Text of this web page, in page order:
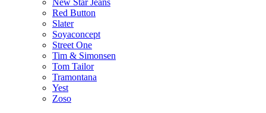
New Star Jeans
Red Button
Slater
Soyaconcept
Street One
Tim & Simonsen
Tom Tailor
Tramontana
Yest
Zoso